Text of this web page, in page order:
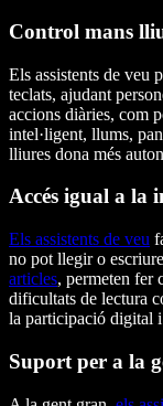
Control mans
Els assistents de veu
teclats, ajudant
accions diàries, com
intel·ligent, llums,
lliures dona més
Accés igual a la
Els assistents de veu
no pot llegir o
articles, permeten fer
dificultats de lectura
la participació digital
Suport per a la